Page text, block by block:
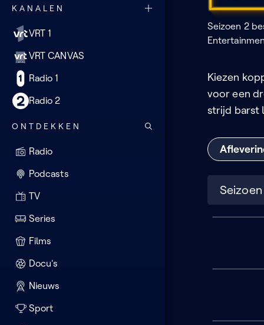
KANALEN
VRT 1
VRT CANVAS
Radio 1
Radio 2
ONTDEKKEN
Radio
Podcasts
TV
Series
Films
Docu's
Nieuws
Sport
Seizoen 2
Kiezen
voor een
strijd barst
8